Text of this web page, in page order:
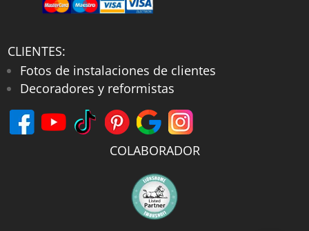
CLIENTES:
Fotos de instalaciones de clientes
Decoradores y reformistas
COLABORADOR